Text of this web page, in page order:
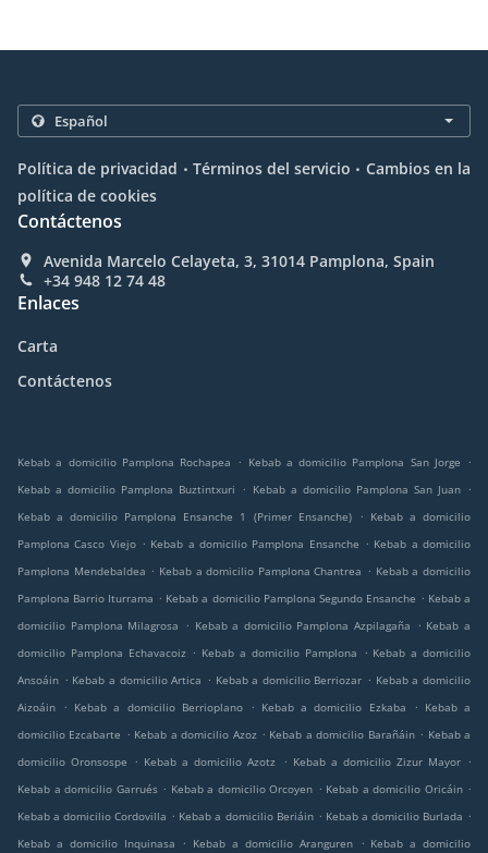
Política de privacidad . Términos del servicio . Cambios en la
política de cookies
Contáctenos
Avenida Marcelo Celayeta, 3, 31014 Pamplona, Spain
+34 948 12 74 48
Enlaces
Carta
Contáctenos
Kebab a domicilio Pamplona Rochapea . Kebab a domicilio Pamplona San Jorge
.
Kebab a domicilio Pamplona Buztintxuri
. Kebab a domicilio Pamplona San Juan .
Kebab a domicilio Pamplona Ensanche 1 (Primer Ensanche)
. Kebab a domicilio
Pamplona Casco Viejo . Kebab a domicilio Pamplona Ensanche . Kebab a domicilio
Pamplona Mendebaldea . Kebab a domicilio Pamplona Chantrea . Kebab a domicilio
Pamplona Barrio Iturrama . Kebab a domicilio Pamplona Segundo Ensanche . Kebab a
domicilio Pamplona Milagrosa
. Kebab a domicilio Pamplona Azpilagaña . Kebab a
domicilio Pamplona Echavacoiz . Kebab a domicilio Pamplona . Kebab a domicilio
Ansoáin . Kebab a domicilio Artica . Kebab a domicilio Berriozar . Kebab a domicilio
Aizoáin
. Kebab a domicilio Berrioplano . Kebab a domicilio Ezkaba . Kebab a
domicilio Ezcabarte . Kebab a domicilio Azoz . Kebab a domicilio Barañáin . Kebab a
domicilio Oronsospe
. Kebab a domicilio Azotz . Kebab a domicilio Zizur Mayor .
Kebab a domicilio Garrués . Kebab a domicilio Orcoyen . Kebab a domicilio Oricáin .
Kebab a domicilio Cordovilla . Kebab a domicilio Beriáin . Kebab a domicilio Burlada .
Kebab a domicilio Inquinasa
. Kebab a domicilio Aranguren . Kebab a domicilio